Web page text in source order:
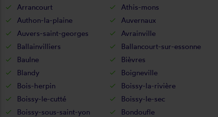
Arrancourt
Athis-mons
Authon-la-plaine
Auvernaux
Auvers-saint-georges
Avrainville
Ballainvilliers
Ballancourt-sur-essonne
Baulne
Bièvres
Blandy
Boigneville
Bois-herpin
Boissy-la-rivière
Boissy-le-cutté
Boissy-le-sec
Boissy-sous-saint-yon
Bondoufle